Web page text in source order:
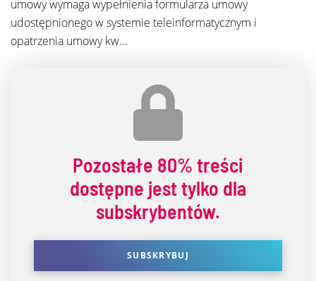
umowy wymaga wypełnienia formularza umowy
udostępnionego w systemie teleinformatycznym i
opatrzenia umowy kw...
Pozostałe 80% treści
dostępne jest tylko dla
subskrybentów.
SUBSKRYBUJ